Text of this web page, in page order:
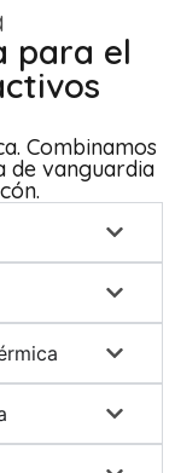
para el
Combinamos
de vanguardia